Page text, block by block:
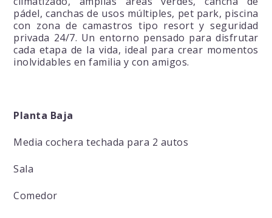
pádel, canchas de usos múltiples, pet park, piscina
con zona de camastros tipo resort y seguridad
privada 24/7. Un entorno pensado para disfrutar
cada etapa de la vida, ideal para crear momentos
inolvidables en familia y con amigos.
Planta Baja
Media cochera techada para 2 autos
Sala
Comedor